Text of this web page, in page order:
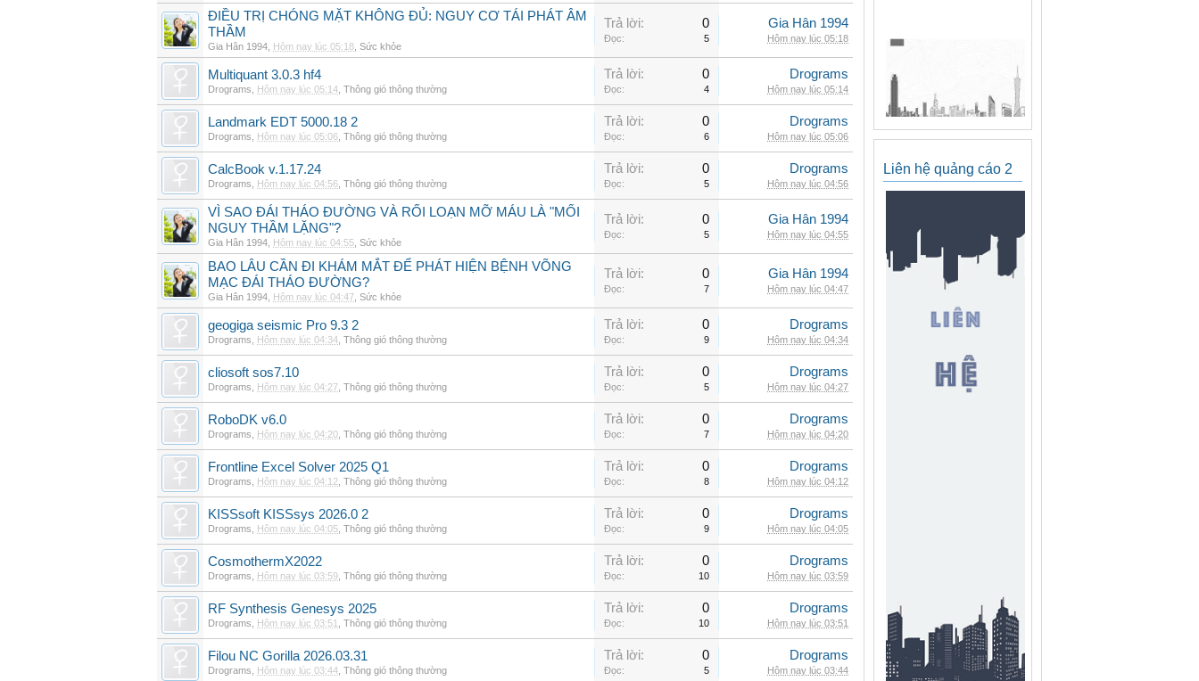
ĐIỀU TRỊ CHÓNG MẶT KHÔNG ĐỦ: NGUY CƠ TÁI PHÁT ÂM
THẦM
Gia Hân 1994 Hôm nay lúc 05:18 Sức khỏe
Trả lời: 0
Đọc: 5
Gia Hân 1994
Hôm nay lúc 05:18
Multiquant 3.0.3 hf4
Drograms Hôm nay lúc 05:14 Thông gió thông thường
Trả lời: 0
Đọc: 4
Drograms
Hôm nay lúc 05:14
Landmark EDT 5000.18 2
Drograms Hôm nay lúc 05:06 Thông gió thông thường
Trả lời: 0
Đọc: 6
Drograms
Hôm nay lúc 05:06
CalcBook v.1.17.24
Drograms Hôm nay lúc 04:56 Thông gió thông thường
Trả lời: 0
Đọc: 5
Drograms
Hôm nay lúc 04:56
VÌ SAO ĐÁI THÁO ĐƯỜNG VÀ RỐI LOẠN MỠ MÁU LÀ "MỐI
NGUY THẦM LẶNG"?
Gia Hân 1994 Hôm nay lúc 04:55 Sức khỏe
Trả lời: 0
Đọc: 5
Gia Hân 1994
Hôm nay lúc 04:55
BAO LÂU CẦN ĐI KHÁM MẮT ĐỂ PHÁT HIỆN BỆNH VÕNG
MẠC ĐÁI THÁO ĐƯỜNG?
Gia Hân 1994 Hôm nay lúc 04:47 Sức khỏe
Trả lời: 0
Đọc: 7
Gia Hân 1994
Hôm nay lúc 04:47
geogiga seismic Pro 9.3 2
Drograms Hôm nay lúc 04:34 Thông gió thông thường
Trả lời: 0
Đọc: 9
Drograms
Hôm nay lúc 04:34
cliosoft sos7.10
Drograms Hôm nay lúc 04:27 Thông gió thông thường
Trả lời: 0
Đọc: 5
Drograms
Hôm nay lúc 04:27
RoboDK v6.0
Drograms Hôm nay lúc 04:20 Thông gió thông thường
Trả lời: 0
Đọc: 7
Drograms
Hôm nay lúc 04:20
Frontline Excel Solver 2025 Q1
Drograms Hôm nay lúc 04:12 Thông gió thông thường
Trả lời: 0
Đọc: 8
Drograms
Hôm nay lúc 04:12
KISSsoft KISSsys 2026.0 2
Drograms Hôm nay lúc 04:05 Thông gió thông thường
Trả lời: 0
Đọc: 9
Drograms
Hôm nay lúc 04:05
CosmothermX2022
Drograms Hôm nay lúc 03:59 Thông gió thông thường
Trả lời: 0
Đọc: 10
Drograms
Hôm nay lúc 03:59
RF Synthesis Genesys 2025
Drograms Hôm nay lúc 03:51 Thông gió thông thường
Trả lời: 0
Đọc: 10
Drograms
Hôm nay lúc 03:51
Filou NC Gorilla 2026.03.31
Drograms Hôm nay lúc 03:44 Thông gió thông thường
Trả lời: 0
Đọc: 5
Drograms
Hôm nay lúc 03:44
Liên hệ quảng cáo 2